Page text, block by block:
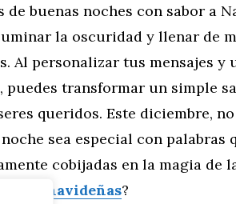
de buenas noches con sabor a
la oscuridad y llenar de
Al personalizar tus mensajes
transformar un simple
queridos. Este diciembre,
sea especial con palabras
cobijadas en la magia de
navideñas?